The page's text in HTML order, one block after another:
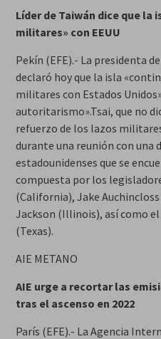
Líder de Taiwán dice que
militares» con EEUU
Pekín (EFE).- La presidenta
declaró hoy que la isla
militares con Estados
autoritarismo».Tsai, que no
refuerzo de los lazos
durante una reunión con una
estadounidenses que se
compuesta por los
(California), Jake
Jackson (Illinois), así como
(Texas).
AIE METANO
AIE urge a recortar las
tras el ascenso en 2022
París (EFE).- La Agencia